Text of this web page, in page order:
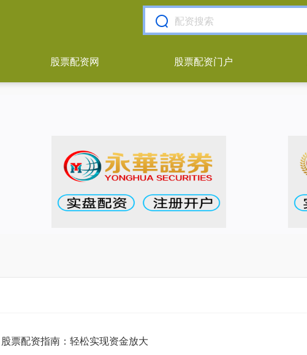
股票配资网 股票配资门户
票配资指南：轻松实现资金放大